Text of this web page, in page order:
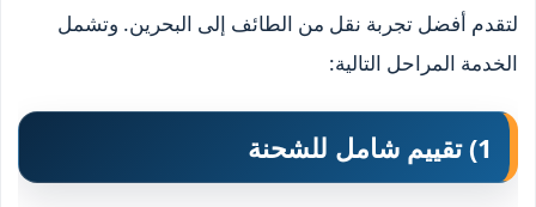
لتقدم أفضل تجربة نقل من الطائف إلى البحرين. وتشمل
الخدمة المراحل التالية:
1) تقييم شامل للشحنة